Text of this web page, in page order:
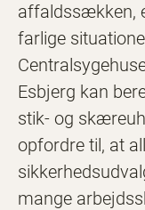
affaldssækken,
farlige
Esbjerg kan
stik- og
opfordre til, at
mange